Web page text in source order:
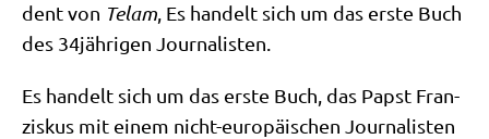
dent von Telam, Es han­delt sich um das erste Buch
des 34jährigen Journalisten.
Es han­delt sich um das erste Buch, das Papst Fran­
zis­kus mit einem nicht-euro­päi­schen Jour­na­li­sten